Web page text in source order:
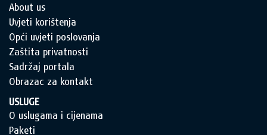
About us
Uvjeti korištenja
Opći uvjeti poslovanja
Zaštita privatnosti
Sadržaj portala
Obrazac za kontakt
USLUGE
O uslugama i cijenama
Paketi